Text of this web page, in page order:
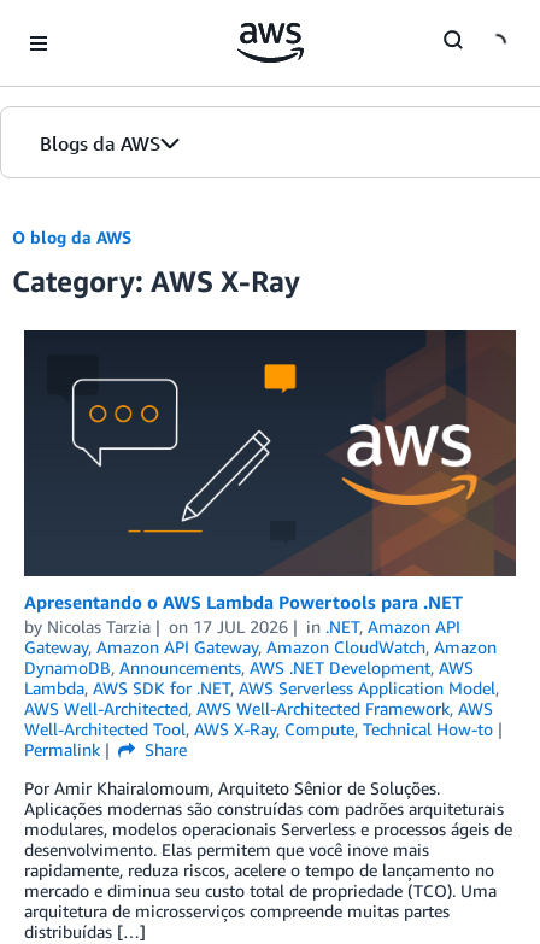
Blogs da AWS
Página inicial
Edições
O blog da AWS
Category: AWS X-Ray
Apresentando o AWS Lambda Powertools para .NET
by Nicolas Tarzia on 17 JUL 2026 in .NET, Amazon API
Gateway, Amazon API Gateway, Amazon CloudWatch, Amazon
DynamoDB, Announcements, AWS .NET Development, AWS
Lambda, AWS SDK for .NET, AWS Serverless Application Model,
AWS Well-Architected, AWS Well-Architected Framework, AWS
Well-Architected Tool, AWS X-Ray, Compute, Technical How-to
Permalink
Share
Por Amir Khairalomoum, Arquiteto Sênior de Soluções.
Aplicações modernas são construídas com padrões arquiteturais
modulares, modelos operacionais Serverless e processos ágeis de
desenvolvimento. Elas permitem que você inove mais
rapidamente, reduza riscos, acelere o tempo de lançamento no
mercado e diminua seu custo total de propriedade (TCO). Uma
arquitetura de microsserviços compreende muitas partes
distribuídas […]